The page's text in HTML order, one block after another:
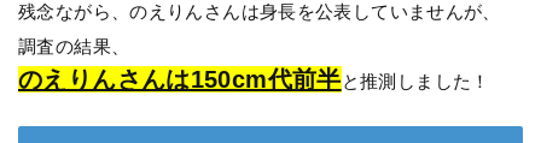
残念ながら、のえりんさんは身長を公表していませんが、
調査の結果、
のえりんさんは150cm代前半と推測しました！